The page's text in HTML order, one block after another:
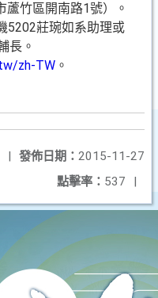
竹區開南路1號）。
5202莊琬如系助理或
長。
zh-TW 。
發佈日期： 2015-11-27
|
點擊率： 537 |